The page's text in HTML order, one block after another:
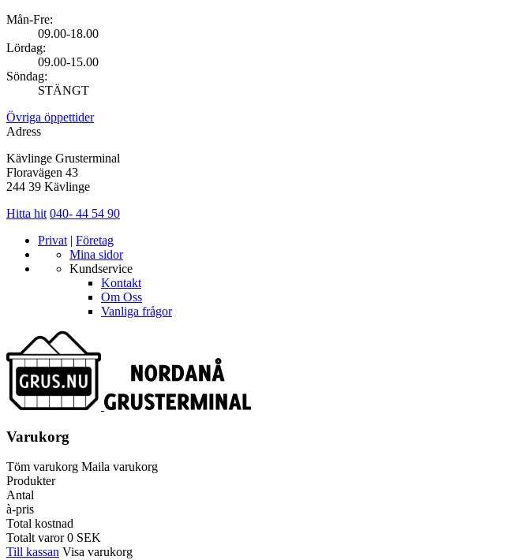
Mån-Fre:
09.00-18.00
Lördag:
09.00-15.00
Söndag:
STÄNGT
Övriga öppettider
Adress
Kävlinge Grusterminal
Floravägen 43
244 39 Kävlinge
Hitta hit 040- 44 54 90
Privat | Företag
Mina sidor
Kundservice
Kontakt
Om Oss
Vanliga frågor
Varukorg
Töm varukorg Maila varukorg
Produkter
Antal
à-pris
Total kostnad
Totalt varor0 SEK
Till kassan Visa varukorg